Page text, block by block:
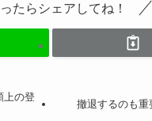
たらシェアしてね！
上の登
撤退するのも重